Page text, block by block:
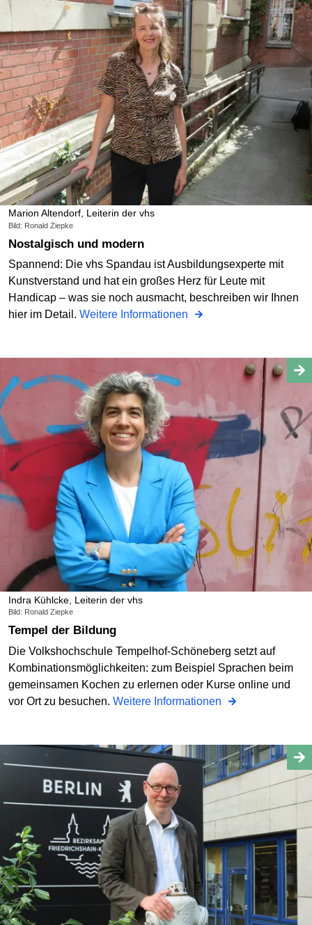
Marion Altendorf, Leiterin der vhs
Bild: Ronald Ziepke
Nostalgisch und modern
Spannend: Die vhs Spandau ist Ausbildungsexperte mit
Kunstverstand und hat ein großes Herz für Leute mit
Handicap – was sie noch ausmacht, beschreiben wir Ihnen
hier im Detail. Weitere Informationen
Indra Kühlcke, Leiterin der vhs
Bild: Ronald Ziepke
Tempel der Bildung
Die Volkshochschule Tempelhof-Schöneberg setzt auf
Kombinationsmöglichkeiten: zum Beispiel Sprachen beim
gemeinsamen Kochen zu erlernen oder Kurse online und
vor Ort zu besuchen. Weitere Informationen